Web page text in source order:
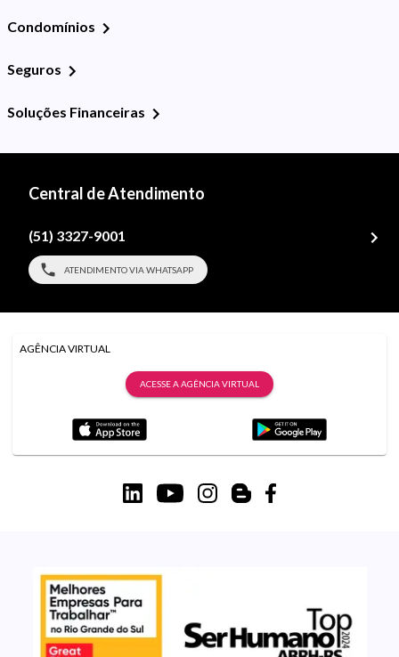
Condomínios
Seguros
Soluções Financeiras
Central de Atendimento
(51) 3327-9001
ATENDIMENTO VIA WHATSAPP
AGÊNCIA VIRTUAL
ACESSE A AGÊNCIA VIRTUAL